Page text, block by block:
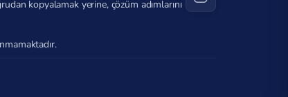
kopyalamak yerine, çözüm adımlarını